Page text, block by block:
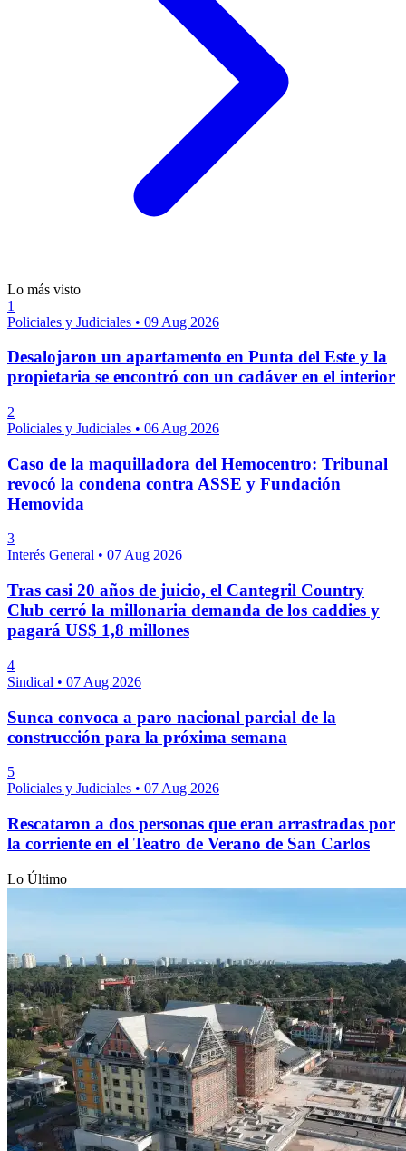
Lo más visto
1
Policiales y Judiciales • 09 Aug 2026
Desalojaron un apartamento en Punta del Este y la
propietaria se encontró con un cadáver en el interior
2
Policiales y Judiciales • 06 Aug 2026
Caso de la maquilladora del Hemocentro: Tribunal
revocó la condena contra ASSE y Fundación
Hemovida
3
Interés General • 07 Aug 2026
Tras casi 20 años de juicio, el Cantegril Country
Club cerró la millonaria demanda de los caddies y
pagará US$ 1,8 millones
4
Sindical • 07 Aug 2026
Sunca convoca a paro nacional parcial de la
construcción para la próxima semana
5
Policiales y Judiciales • 07 Aug 2026
Rescataron a dos personas que eran arrastradas por
la corriente en el Teatro de Verano de San Carlos
Lo Último